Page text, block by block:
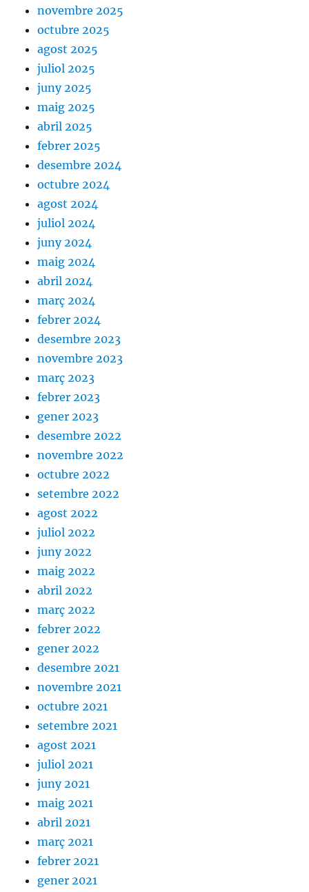
novembre 2025
octubre 2025
agost 2025
juliol 2025
juny 2025
maig 2025
abril 2025
febrer 2025
desembre 2024
octubre 2024
agost 2024
juliol 2024
juny 2024
maig 2024
abril 2024
març 2024
febrer 2024
desembre 2023
novembre 2023
març 2023
febrer 2023
gener 2023
desembre 2022
novembre 2022
octubre 2022
setembre 2022
agost 2022
juliol 2022
juny 2022
maig 2022
abril 2022
març 2022
febrer 2022
gener 2022
desembre 2021
novembre 2021
octubre 2021
setembre 2021
agost 2021
juliol 2021
juny 2021
maig 2021
abril 2021
març 2021
febrer 2021
gener 2021